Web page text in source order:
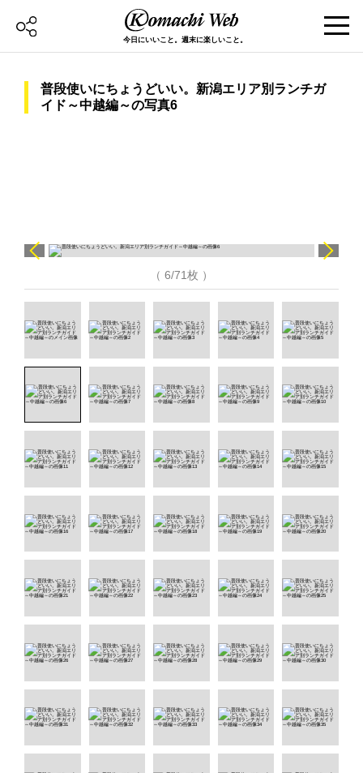
今日にいいこと。週末に楽しいこと。
普段使いにちょうどいい。新潟エリア別ランチガ
イド～中越編～の写真6
（ 6/71枚 ）